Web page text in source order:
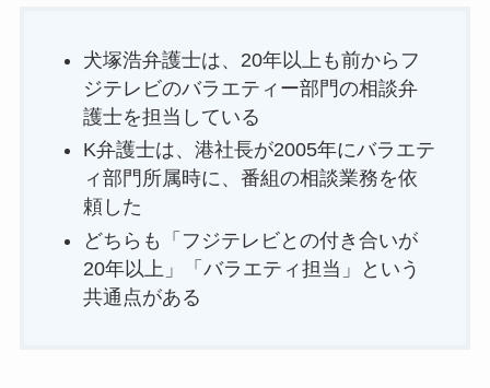
犬塚浩弁護士は、20年以上も前からフ
ジテレビのバラエティー部門の相談弁
護士を担当している
K弁護士は、港社長が2005年にバラエテ
ィ部門所属時に、番組の相談業務を依
頼した
どちらも「フジテレビとの付き合いが
20年以上」「バラエティ担当」という
共通点がある